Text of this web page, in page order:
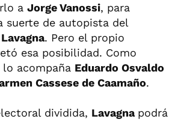
a Jorge Vanossi, para
suerte de autopista del
Lavagna. Pero el propio
esa posibilidad. Como
acompaña Eduardo Osvaldo
Cassese de Caamaño.
dividida, Lavagna podrá